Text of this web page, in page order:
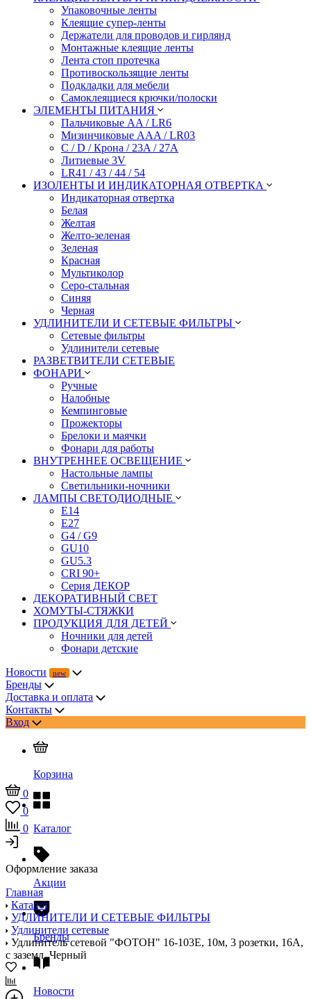
Упаковочные ленты
Клеящие супер-ленты
Держатели для проводов и гирлянд
Монтажные клеящие ленты
Лента стоп протечка
Противоскользящие ленты
Подкладки для мебели
Самоклеящиеся крючки/полоски
ЭЛЕМЕНТЫ ПИТАНИЯ
Пальчиковые AA / LR6
Мизинчиковые AAA / LR03
C / D / Крона / 23A / 27A
Литиевые 3V
LR41 / 43 / 44 / 54
ИЗОЛЕНТЫ И ИНДИКАТОРНАЯ ОТВЕРТКА
Индикаторная отвертка
Белая
Желтая
Желто-зеленая
Зеленая
Красная
Мультиколор
Серо-стальная
Синяя
Черная
УДЛИНИТЕЛИ И СЕТЕВЫЕ ФИЛЬТРЫ
Сетевые фильтры
Удлинители сетевые
РАЗВЕТВИТЕЛИ СЕТЕВЫЕ
ФОНАРИ
Ручные
Налобные
Кемпинговые
Прожекторы
Брелоки и маячки
Фонари для работы
ВНУТРЕННЕЕ ОСВЕЩЕНИЕ
Настольные лампы
Светильники-ночники
ЛАМПЫ СВЕТОДИОДНЫЕ
E14
E27
G4 / G9
GU10
GU5.3
CRI 90+
Серия ДЕКОР
ДЕКОРАТИВНЫЙ СВЕТ
ХОМУТЫ-СТЯЖКИ
ПРОДУКЦИЯ ДЛЯ ДЕТЕЙ
Ночники для детей
Фонари детские
Новости
Бренды
Доставка и оплата
Контакты
Вход
Корзина
Каталог
Акции
Бренды
Новости
0
0
0
Оформление заказа
Главная
Каталог
УДЛИНИТЕЛИ И СЕТЕВЫЕ ФИЛЬТРЫ
Удлинители сетевые
Удлинитель сетевой "ФОТОН" 16-103Е, 10м, 3 розетки, 16А,
с заземл.,Черный